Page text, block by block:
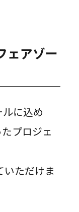
ェアゾー
に込め
プロジェ
いただけま